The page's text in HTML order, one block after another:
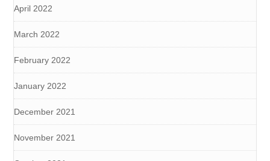
April 2022
March 2022
February 2022
January 2022
December 2021
November 2021